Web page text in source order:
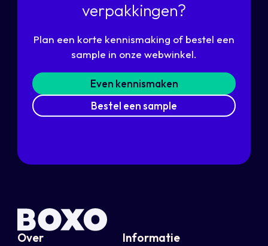
verpakkingen?
Plan een korte kennismaking of bestel een
sample in onze webwinkel.
Even kennismaken
Bestel een sample
Over Informatie